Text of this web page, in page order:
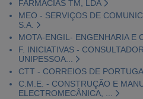
FARMÁCIAS TM, LDA
MEO - SERVIÇOS DE
S.A.
MOTA-ENGIL- ENGENHARIA E
F. INICIATIVAS -
UNIPESSOA...
CTT - CORREIOS DE
C.M.E. - CONSTRUÇÃO E
ELECTROMECÂNICA, ...